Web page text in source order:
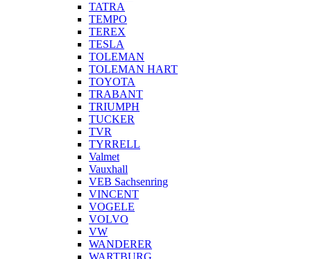
TATRA
TEMPO
TEREX
TESLA
TOLEMAN
TOLEMAN HART
TOYOTA
TRABANT
TRIUMPH
TUCKER
TVR
TYRRELL
Valmet
Vauxhall
VEB Sachsenring
VINCENT
VOGELE
VOLVO
VW
WANDERER